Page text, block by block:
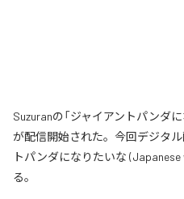
Suzuranの「ジャイアントパンダ
が配信開始された。今回デジタ
トパンダになりたいな (Japanese
る。